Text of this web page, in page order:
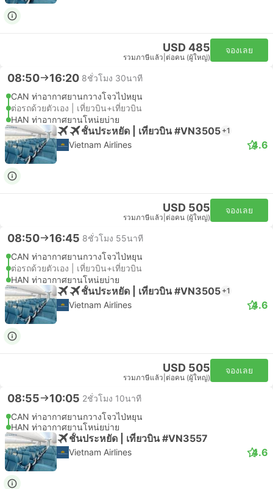
USD 485
รวมภาษีแล้ว ต่อคน (ผู้ใหญ่)
จองเลย
08:50 16:20 8ชั่วโมง 30นาที
CAN ท่าอากาศยานกวางโจวไป่หยุน
ต่อรถด้วยตัวเอง | เที่ยวบิน+เที่ยวบิน
HAN ท่าอากาศยานโหน่ยบ่าย
ชั้นประหยัด | เที่ยวบิน #VN3505 +1
Vietnam Airlines 4.6
USD 505
รวมภาษีแล้ว ต่อคน (ผู้ใหญ่)
จองเลย
08:50 16:45 8ชั่วโมง 55นาที
CAN ท่าอากาศยานกวางโจวไป่หยุน
ต่อรถด้วยตัวเอง | เที่ยวบิน+เที่ยวบิน
HAN ท่าอากาศยานโหน่ยบ่าย
ชั้นประหยัด | เที่ยวบิน #VN3505 +1
Vietnam Airlines 4.6
USD 505
รวมภาษีแล้ว ต่อคน (ผู้ใหญ่)
จองเลย
08:55 10:05 2ชั่วโมง 10นาที
CAN ท่าอากาศยานกวางโจวไป่หยุน
HAN ท่าอากาศยานโหน่ยบ่าย
ชั้นประหยัด | เที่ยวบิน #VN3557
Vietnam Airlines 4.6